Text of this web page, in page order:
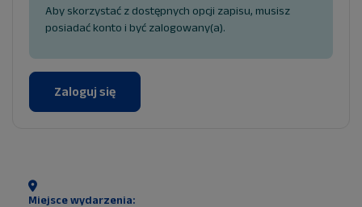
Aby skorzystać z dostępnych opcji zapisu, musisz
posiadać konto i być zalogowany(a).
Zaloguj się
Miejsce wydarzenia: